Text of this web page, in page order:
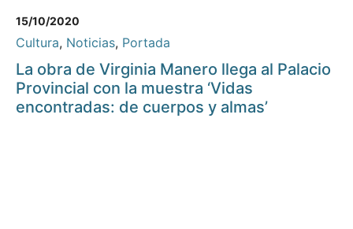
15/10/2020
Cultura, Noticias, Portada
La obra de Virginia Manero llega al Palacio
Provincial con la muestra ‘Vidas
encontradas: de cuerpos y almas’